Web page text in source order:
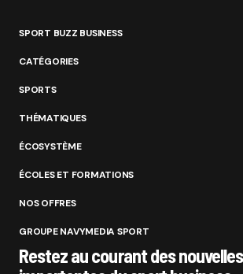
SPORT BUZZ BUSINESS
CATÉGORIES
SPORTS
THÉMATIQUES
ÉCOSYSTÈME
ÉCOLES ET FORMATIONS
NOS OFFRES
GROUPE NAVYMEDIA SPORT
Restez au courant des